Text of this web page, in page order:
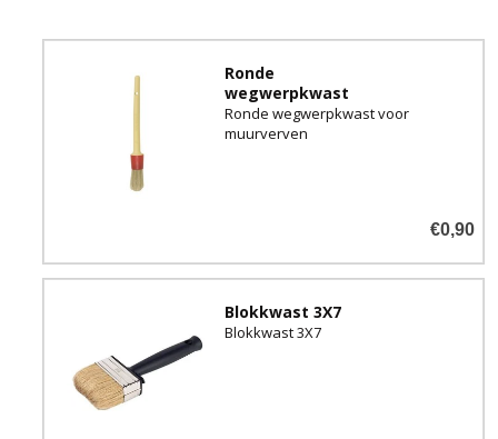
Ronde
wegwerpkwast
Ronde wegwerpkwast voor
muurverven
€0,90
Blokkwast 3X7
Blokkwast 3X7